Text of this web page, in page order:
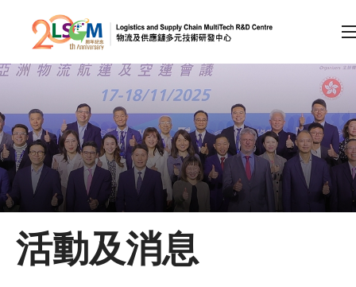
跳到內容（按回車鍵）
會員登入
A A EN 繁 简
主頁
關於LSCM
活動及消息